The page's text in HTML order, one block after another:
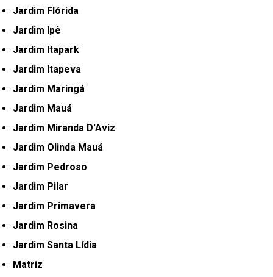
Jardim Flórida
Jardim Ipê
Jardim Itapark
Jardim Itapeva
Jardim Maringá
Jardim Mauá
Jardim Miranda D'Aviz
Jardim Olinda Mauá
Jardim Pedroso
Jardim Pilar
Jardim Primavera
Jardim Rosina
Jardim Santa Lídia
Matriz